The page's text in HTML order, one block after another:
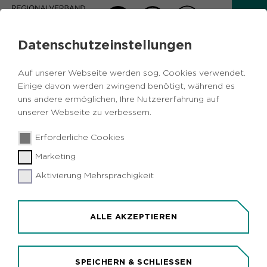
Datenschutzeinstellungen
Auf unserer Webseite werden sog. Cookies verwendet.
Einige davon werden zwingend benötigt, während es
uns andere ermöglichen, Ihre Nutzererfahrung auf
unserer Webseite zu verbessern.
Erforderliche Cookies
Marketing
Aktivierung Mehrsprachigkeit
ALLE AKZEPTIEREN
SPEICHERN & SCHLIESSEN
AKTUELLES
Zurück
Ruhr
Förderung für Forschungskollegs im
Ruhrgebiet wird fortgesetzt
Düsseldorf/Metropole Ruhr (idr). Zwei NRW-
Forschungskollegs in der Metropole Ruhr werden
Nachwuchswissenschaftler fachübergreifend mit